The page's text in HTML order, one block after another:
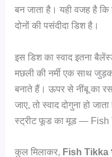
बन जाता है। यही वजह है
दोनों की पसंदीदा डिश है।
इस डिश का स्वाद इतना
मछली की नर्मी एक साथ
बनाते हैं। ऊपर से नींबू का
जाए, तो स्वाद दोगुना हो
स्ट्रीट फूड का मूड — Fish
कुल मिलाकर, Fish Tikka